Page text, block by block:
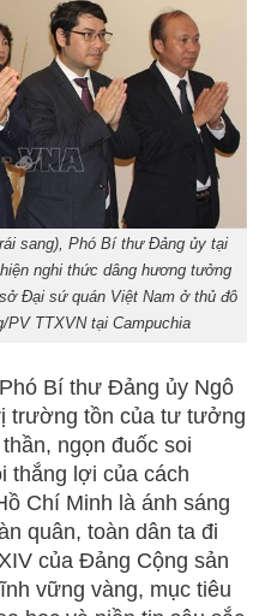
sang), Phó Bí thư Đảng ủy tại
nghi thức dâng hương tưởng
Đại sứ quán Việt Nam ở thủ đô
PV TTXVN tại Campuchia
Bí thư Đảng ủy Ngô
trường tồn của tư tưởng
ngọn đuốc soi
thắng lợi của cách
Chí Minh là ánh sáng
quân, toàn dân ta đi
của Đảng Cộng sản
vững vàng, mục tiêu